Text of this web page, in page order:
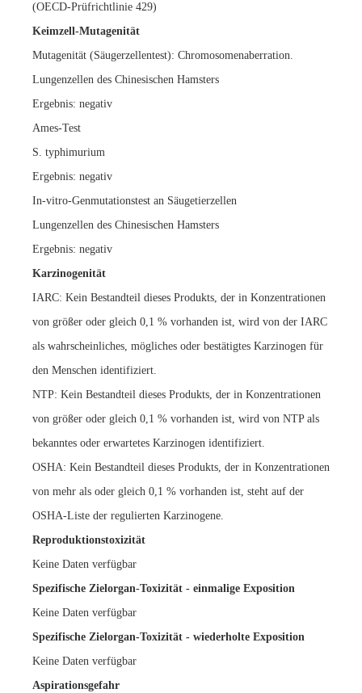
(OECD-Prüfrichtlinie 429)
Keimzell-Mutagenität
Mutagenität (Säugerzellentest): Chromosomenaberration.
Lungenzellen des Chinesischen Hamsters
Ergebnis: negativ
Ames-Test
S. typhimurium
Ergebnis: negativ
In-vitro-Genmutationstest an Säugetierzellen
Lungenzellen des Chinesischen Hamsters
Ergebnis: negativ
Karzinogenität
IARC: Kein Bestandteil dieses Produkts, der in Konzentrationen
von größer oder gleich 0,1 % vorhanden ist, wird von der IARC
als wahrscheinliches, mögliches oder bestätigtes Karzinogen für
den Menschen identifiziert.
NTP: Kein Bestandteil dieses Produkts, der in Konzentrationen
von größer oder gleich 0,1 % vorhanden ist, wird von NTP als
bekanntes oder erwartetes Karzinogen identifiziert.
OSHA: Kein Bestandteil dieses Produkts, der in Konzentrationen
von mehr als oder gleich 0,1 % vorhanden ist, steht auf der
OSHA-Liste der regulierten Karzinogene.
Reproduktionstoxizität
Keine Daten verfügbar
Spezifische Zielorgan-Toxizität - einmalige Exposition
Keine Daten verfügbar
Spezifische Zielorgan-Toxizität - wiederholte Exposition
Keine Daten verfügbar
Aspirationsgefahr